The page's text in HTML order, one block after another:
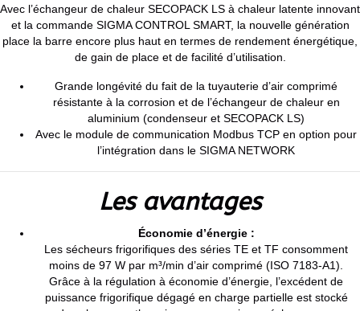
Avec l’échangeur de chaleur SECOPACK LS à chaleur latente innovant
et la commande SIGMA CONTROL SMART, la nouvelle génération
place la barre encore plus haut en termes de rendement énergétique,
de gain de place et de facilité d’utilisation.
Grande longévité du fait de la tuyauterie d’air comprimé
résistante à la corrosion et de l’échangeur de chaleur en
aluminium (condenseur et SECOPACK LS)
Avec le module de communication Modbus TCP en option pour
l’intégration dans le SIGMA NETWORK
Les avantages
Économie d’énergie :
Les sécheurs frigorifiques des séries TE et TF consomment
moins de 97 W par m³/min d’air comprimé (ISO 7183-A1).
Grâce à la régulation à économie d’énergie, l’excédent de
puissance frigorifique dégagé en charge partielle est stocké